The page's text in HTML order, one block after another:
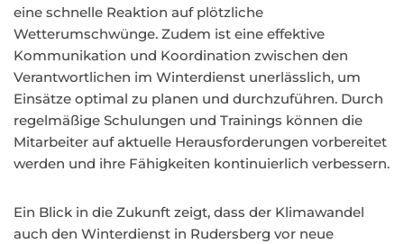
eine schnelle Reaktion auf plötzliche
Wetterumschwünge. Zudem ist eine effektive
Kommunikation und Koordination zwischen den
Verantwortlichen im Winterdienst unerlässlich, um
Einsätze optimal zu planen und durchzuführen. Durch
regelmäßige Schulungen und Trainings können die
Mitarbeiter auf aktuelle Herausforderungen vorbereitet
werden und ihre Fähigkeiten kontinuierlich verbessern.
Ein Blick in die Zukunft zeigt, dass der Klimawandel
auch den Winterdienst in Rudersberg vor neue